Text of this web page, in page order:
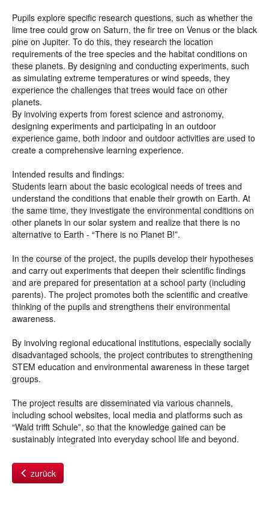
Pupils explore specific research questions, such as whether the
lime tree could grow on Saturn, the fir tree on Venus or the black
pine on Jupiter. To do this, they research the location
requirements of the tree species and the habitat conditions on
these planets. By designing and conducting experiments, such
as simulating extreme temperatures or wind speeds, they
experience the challenges that trees would face on other
planets.
By involving experts from forest science and astronomy,
designing experiments and participating in an outdoor
experience game, both indoor and outdoor activities are used to
create a comprehensive learning experience.
Intended results and findings:
Students learn about the basic ecological needs of trees and
understand the conditions that enable their growth on Earth. At
the same time, they investigate the environmental conditions on
other planets in our solar system and realize that there is no
alternative to Earth - “There is no Planet B!”.
In the course of the project, the pupils develop their hypotheses
and carry out experiments that deepen their scientific findings
and are prepared for presentation at a school party (including
parents). The project promotes both the scientific and creative
thinking of the pupils and strengthens their environmental
awareness.
By involving regional educational institutions, especially socially
disadvantaged schools, the project contributes to strengthening
STEM education and environmental awareness in these target
groups.
The project results are disseminated via various channels,
including school websites, local media and platforms such as
“Wald trifft Schule”, so that the knowledge gained can be
sustainably integrated into everyday school life and beyond.
zurück